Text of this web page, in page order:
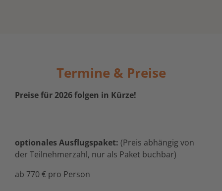
Termine & Preise
Preise für 2026 folgen in Kürze!
optionales Ausflugspaket: (Preis abhängig von
der Teilnehmerzahl, nur als Paket buchbar)
ab 770 € pro Person